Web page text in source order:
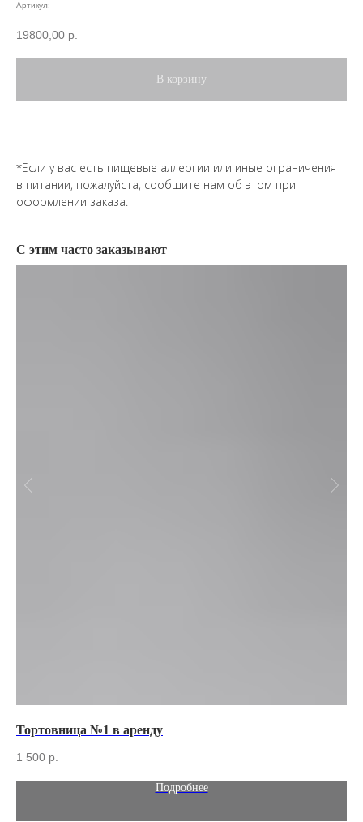
Артикул:
19800,00 р.
В корзину
*Если у вас есть пищевые аллергии или иные ограничения
в питании, пожалуйста, сообщите нам об этом при
оформлении заказа.
С этим часто заказывают
Тортовница №1 в аренду
1 500 р.
Подробнее